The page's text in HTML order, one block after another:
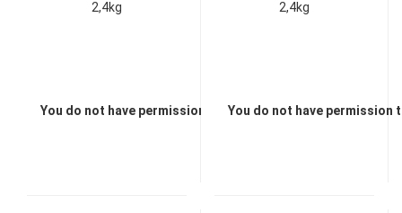
2,4kg
You do not have permission to view the prices
2,4kg
You do not have permission